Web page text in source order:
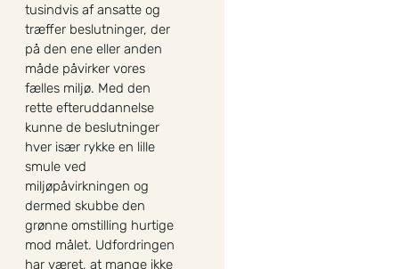
tusindvis af ansatte og
træffer beslutninger, der
på den ene eller anden
måde påvirker vores
fælles miljø. Med den
rette efteruddannelse
kunne de beslutninger
hver især rykke en lille
smule ved
miljøpåvirkningen og
dermed skubbe den
grønne omstilling hurtige
mod målet. Udfordringen
har været, at mange ikke